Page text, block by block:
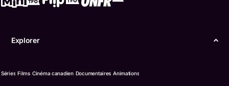
Explorer
Séries Films Cinéma canadien Documentaires Animations
Confidentialité
langue française de l’Ontario (TFO) - 2026